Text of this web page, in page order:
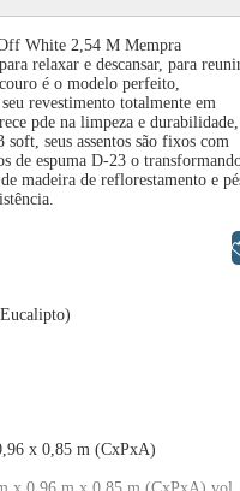
White 2,54 M Mempra
relaxar e descansar, para
é o modelo perfeito,
revestimento totalmente em
pde na limpeza e durabilidade,
soft, seus assentos são fixos com
de espuma D-23 o
madeira de reflorestamento e
x 0,85 m (CxPxA)